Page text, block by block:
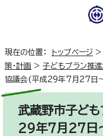
現在の位置： トップページ >
策・計画 > 子どもプラン推
協議会(平成29年7月27日
武蔵野市子ど
29年7月27日